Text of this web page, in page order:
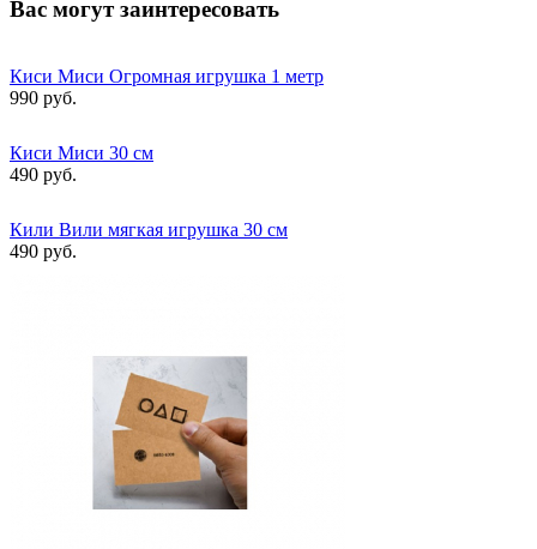
Вас могут заинтересовать
Киси Миси Огромная игрушка 1 метр
990 руб.
Киси Миси 30 см
490 руб.
Кили Вили мягкая игрушка 30 см
490 руб.